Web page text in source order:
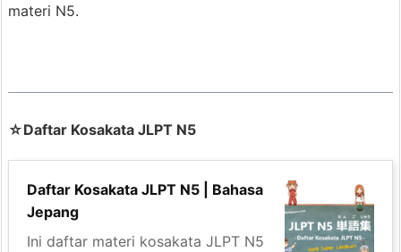
materi N5.
☆Daftar Kosakata JLPT N5
Daftar Kosakata JLPT N5 | Bahasa
Jepang
Ini daftar materi kosakata JLPT N5